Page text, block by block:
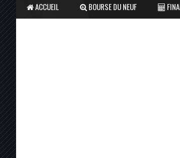
ACCUEIL BOURSE DU NEUF